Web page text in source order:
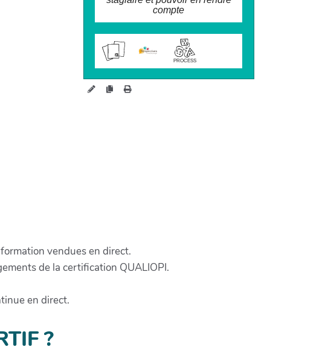
compte
PROCESS
stagiaire
wiki.perspectives.coop/forma
tion/?ProcertiF
vendues en direct.
de la certification QUALIOPI.
en direct.
?